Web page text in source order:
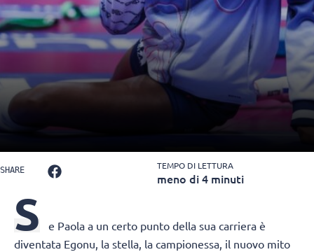
SHARE TEMPO DI LETTURA
meno di 4 minuti
S
e Paola a un certo punto della sua carriera è
diventata Egonu, la stella, la campionessa, il nuovo mito